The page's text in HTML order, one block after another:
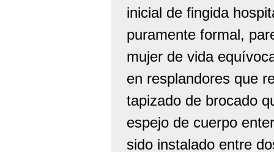
inicial de fingida
puramente formal,
mujer de vida
en resplandores que
tapizado de brocado
espejo de cuerpo
sido instalado entre